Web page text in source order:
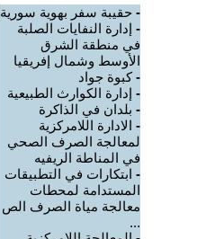
- حقيبة سفر بهوية سورية
- إدارة النفايات الصلبة
في منطقة الشرق
الأوسط وشمال إفريقيا
-كبوة جواد
- إدارة الكوارث الطبيعية
- بلدان في الذاكرة
- الادارة اللامركزية
لمعالجة الصرف الصحي
في المناطة الريفيه
- ابتكارات في التطبيقات
المستدامة لمحطات
معالجة مياة الصرف الص
...